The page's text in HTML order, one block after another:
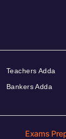
Teachers Adda
Bankers Adda
Exams